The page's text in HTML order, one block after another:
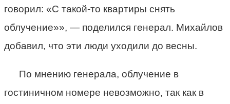
говорил: «С такой-то квартиры снять
облучение»», — поделился генерал. Михайлов
добавил, что эти люди уходили до весны.
По мнению генерала, облучение в
гостиничном номере невозможно, так как в